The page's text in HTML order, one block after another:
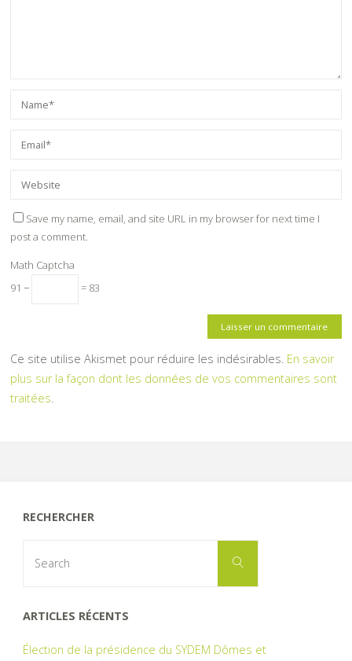
Save my name, email, and site URL in my browser for next time I
post a comment.
Math Captcha
91 −
= 83
Ce site utilise Akismet pour réduire les indésirables. En savoir
plus sur la façon dont les données de vos commentaires sont
traitées.
RECHERCHER
Search
ARTICLES RÉCENTS
Élection de la présidence du SYDEM Dômes et